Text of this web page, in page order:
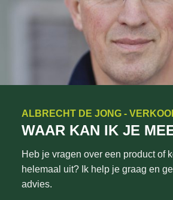
ALBRECHT DE JONG -
WAAR KAN IK JE
Heb je vragen over een product of
helemaal uit? Ik help je graag en
advies.